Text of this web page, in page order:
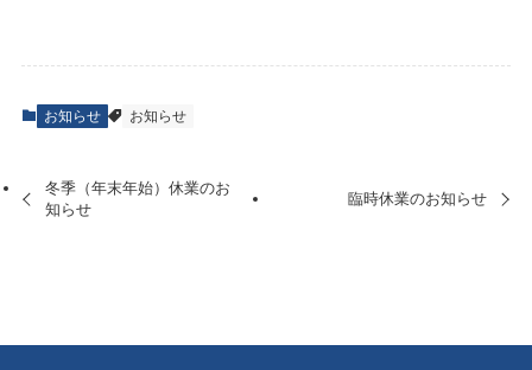
お知らせ お知らせ
冬季（年末年始）休業のお
知らせ
臨時休業のお知らせ